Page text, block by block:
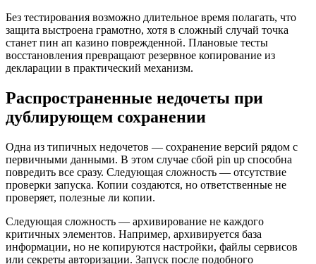
Без тестирования возможно длительное время полагать, что
защита выстроена грамотно, хотя в сложный случай точка
станет пин ап казино поврежденной. Плановые тесты
восстановления превращают резервное копирование из
декларации в практический механизм.
Распространенные недочеты при
дублирующем сохранении
Одна из типичных недочетов — сохранение версий рядом с
первичными данными. В этом случае сбой pin up способна
повредить все сразу. Следующая сложность — отсутствие
проверки запуска. Копии создаются, но ответственные не
проверяет, полезные ли копии.
Следующая сложность — архивирование не каждого
критичных элементов. Например, архивируется база
информации, но не копируются настройки, файлы сервисов
или секреты авторизации. Запуск после подобного